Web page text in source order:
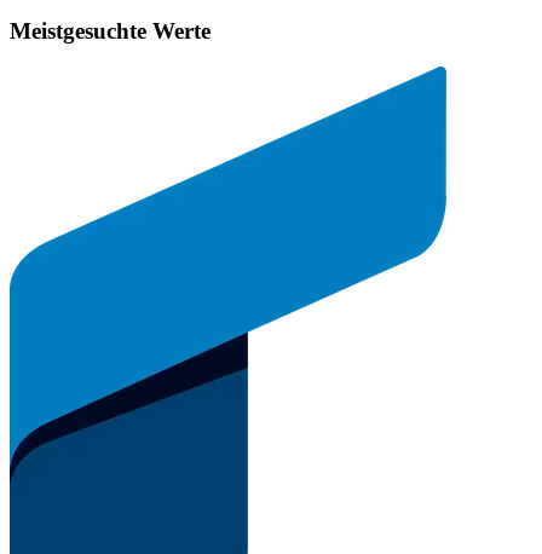
Meistgesuchte Werte